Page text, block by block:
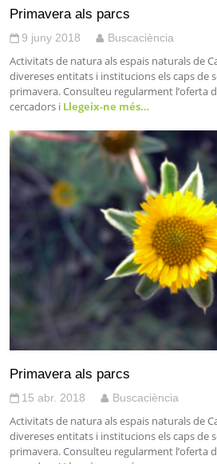
Primavera als parcs
9 juny 2018 Buscaciència
Activitats de natura als espais naturals de
divereses entitats i institucions els caps de
primavera. Consulteu regularment l’oferta
cercadors i Llegeix-ne més…
Primavera als parcs
15 abr. 2018 Buscaciència
Activitats de natura als espais naturals de
divereses entitats i institucions els caps de
primavera. Consulteu regularment l’oferta